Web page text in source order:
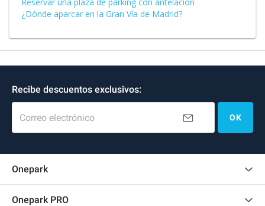
¿Dónde aparcar en la Gran Vía de Madrid?
Recibe descuentos exclusivos:
Correo electrónico OK
Onepark
Onepark PRO